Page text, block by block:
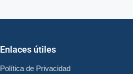
Enlaces útiles
Política de Privacidad